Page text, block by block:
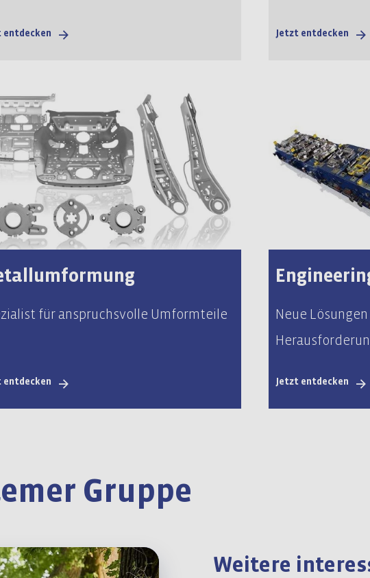
entdecken Jetzt entdecken
für anspruchsvolle Umformteile
entdecken
Neue
Jetzt entdecken
Gruppe
Weitere